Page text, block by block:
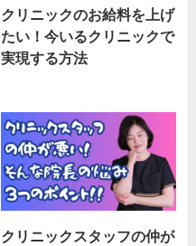
クリニックのお給料を上げ
たい！今いるクリニックで
実現する方法
クリニックスタッフの仲が